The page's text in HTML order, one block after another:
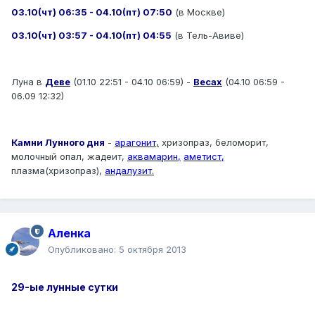
03.10(чт) 06:35 - 04.10(пт) 07:50 (в Москве)
03.10(чт) 03:57 - 04.10(пт) 04:55 (в Тель-Авиве)
Луна в Деве (01.10 22:51 - 04.10 06:59) - Весах (04.10 06:59 -
06.09 12:32)
Камни Лунного дня - арагонит, хризопраз, беломорит,
молочный опал, жадеит, аквамарин, аметист,
плазма(хризопраз), андалузит.
Аленка
Опубликовано: 5 октября 2013
29-ые лунные сутки